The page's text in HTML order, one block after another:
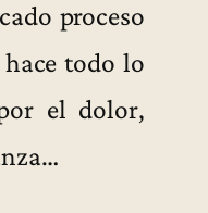
proceso
todo lo
el dolor,